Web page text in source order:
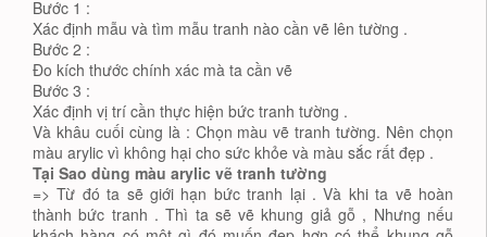
Bước 1 :
Xác định mẫu và tìm mẫu tranh nào cần vẽ lên tường .
Bước 2 :
Đo kích thước chính xác mà ta cần vẽ
Bước 3 :
Xác định vị trí cần thực hiện bức tranh tường .
Và khâu cuối cùng là : Chọn màu vẽ tranh tường. Nên chọn
màu arylic vì không hại cho sức khỏe và màu sắc rất đẹp .
Tại Sao dùng màu arylic vẽ tranh tường
=> Từ đó ta sẽ giới hạn bức tranh lại . Và khi ta vẽ hoàn
thành bức tranh . Thì ta sẽ vẽ khung giả gỗ , Nhưng nếu